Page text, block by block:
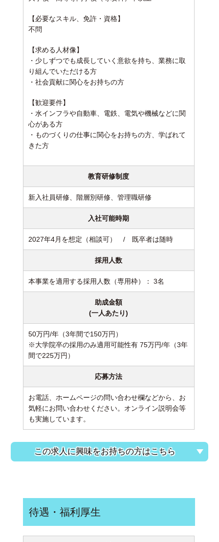
【必要なスキル、免許・資格】
不問
【求める人材像】
・少しずつでも成長していく意欲を持ち、業務に取
り組んでいただける方
・社会貢献に関心をお持ちの方
【歓迎要件】
・水インフラや自動車、電鉄、電気や機械などに関
心がある方
・ものづくりの仕事に関心をお持ちの方、学ばれて
きた方
教育研修制度
新入社員研修、階層別研修、管理職研修
入社可能時期
2027年4月を想定（相談可） / 既卒者は随時
採用人数
本事業を適用する採用人数（専用枠）： 3名
助成金額
(一人あたり)
50万円/年（3年間で150万円）
※大学院卒の採用のみ適用可能性有 75万円/年（3年
間で225万円）
応募方法
お電話、ホームページの問い合わせ欄などから、お
気軽にお問い合わせください。オンライン説明会等
も実施しています。
この求人に興味をお持ちの方はこちら
待遇・福利厚生